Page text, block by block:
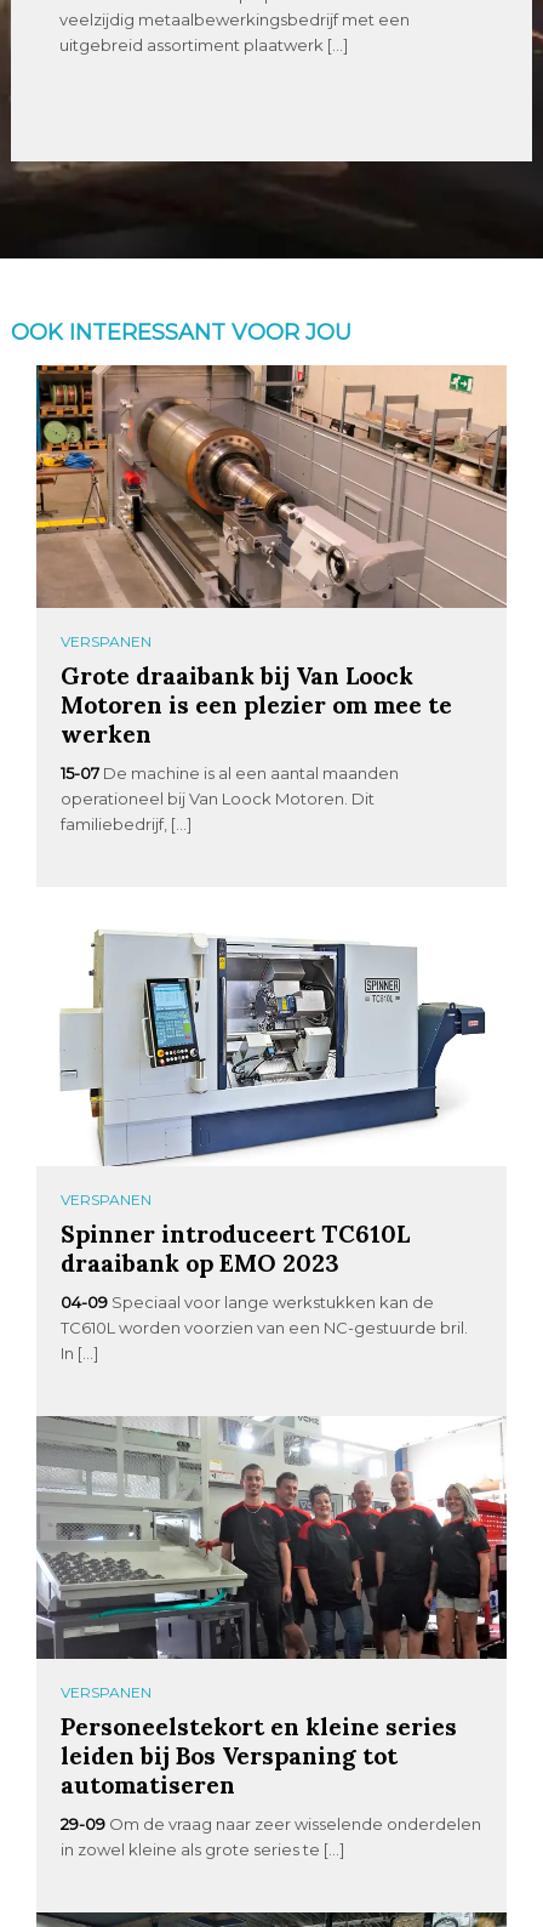
veelzijdig metaalbewerkingsbedrijf met een
uitgebreid assortiment plaatwerk […]
OOK INTERESSANT VOOR JOU
VERSPANEN
Grote draaibank bij Van Loock
Motoren is een plezier om mee te
werken
15-07 De machine is al een aantal maanden
operationeel bij Van Loock Motoren. Dit
familiebedrijf, […]
VERSPANEN
Spinner introduceert TC610L
draaibank op EMO 2023
04-09 Speciaal voor lange werkstukken kan de
TC610L worden voorzien van een NC-gestuurde bril.
In […]
VERSPANEN
Personeelstekort en kleine series
leiden bij Bos Verspaning tot
automatiseren
29-09 Om de vraag naar zeer wisselende onderdelen
in zowel kleine als grote series te […]